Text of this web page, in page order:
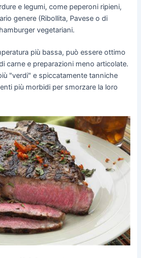
e legumi, come peperoni ripieni,
genere (Ribollita, Pavese o di
vegetariani.
più bassa, può essere ottimo
carne e preparazioni meno articolate.
"verdi" e spiccatamente tanniche
più morbidi per smorzare la loro